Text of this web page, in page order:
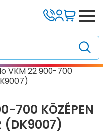
VKM 22 900-700
700 KÖZÉPEN
(DK9007)